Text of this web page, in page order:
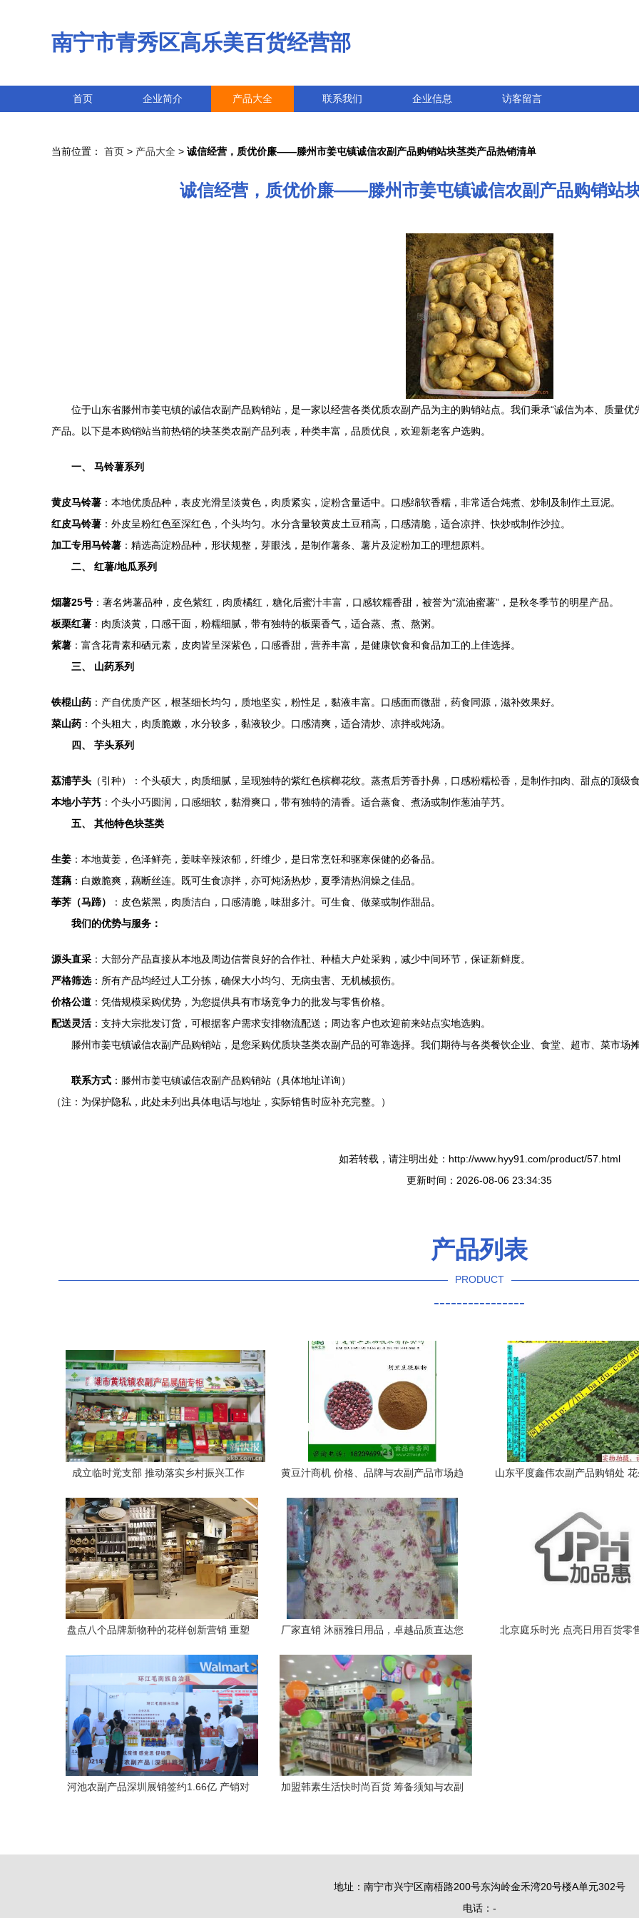
南宁市青秀区高乐美百货经营部
首页 企业简介 产品大全 联系我们 企业信息 访客留言
当前位置： 首页 > 产品大全 > 诚信经营，质优价廉——滕州市姜屯镇诚信农副产品购销站块茎类产品热销清单
诚信经营，质优价廉——滕州市姜屯镇诚信农副产品购销站
位于山东省滕州市姜屯镇的诚信农副产品购销站，是一家以经营各类优质农副产品为主的购销站点。我们秉承“诚信为本、质量
产品。以下是本购销站当前热销的块茎类农副产品列表，种类丰富，品质优良，欢迎新老客户选购。
一、 马铃薯系列
黄皮马铃薯 ：本地优质品种，表皮光滑呈淡黄色，肉质紧实，淀粉含量适中。口感绵软香糯，非常适合炖煮、炒制及制作土豆泥。
红皮马铃薯 ：外皮呈粉红色至深红色，个头均匀。水分含量较黄皮土豆稍高，口感清脆，适合凉拌、快炒或制作沙拉。
加工专用马铃薯 ：精选高淀粉品种，形状规整，芽眼浅，是制作薯条、薯片及淀粉加工的理想原料。
二、 红薯/地瓜系列
烟薯25号 ：著名烤薯品种，皮色紫红，肉质橘红，糖化后蜜汁丰富，口感软糯香甜，被誉为“流油蜜薯”，是秋冬季节的明星产品。
板栗红薯 ：肉质淡黄，口感干面，粉糯细腻，带有独特的板栗香气，适合蒸、煮、熬粥。
紫薯 ：富含花青素和硒元素，皮肉皆呈深紫色，口感香甜，营养丰富，是健康饮食和食品加工的上佳选择。
三、 山药系列
铁棍山药 ：产自优质产区，根茎细长均匀，质地坚实，粉性足，黏液丰富。口感面而微甜，药食同源，滋补效果好。
菜山药 ：个头粗大，肉质脆嫩，水分较多，黏液较少。口感清爽，适合清炒、凉拌或炖汤。
四、 芋头系列
荔浦芋头 （引种）：个头硕大，肉质细腻，呈现独特的紫红色槟榔花纹。蒸煮后芳香扑鼻，口感粉糯松香，是制作扣肉、甜点的顶级
本地小芋艿 ：个头小巧圆润，口感细软，黏滑爽口，带有独特的清香。适合蒸食、煮汤或制作葱油芋艿。
五、 其他特色块茎类
生姜 ：本地黄姜，色泽鲜亮，姜味辛辣浓郁，纤维少，是日常烹饪和驱寒保健的必备品。
莲藕 ：白嫩脆爽，藕断丝连。既可生食凉拌，亦可炖汤热炒，夏季清热润燥之佳品。
荸荠（马蹄）
：皮色紫黑，肉质洁白，口感清脆，味甜多汁。可生食、做菜或制作甜品。
我们的优势与服务：
源头直采 ：大部分产品直接从本地及周边信誉良好的合作社、种植大户处采购，减少中间环节，保证新鲜度。
严格筛选：所有产品均经过人工分拣，确保大小均匀、无病虫害、无机械损伤。
价格公道 ：凭借规模采购优势，为您提供具有市场竞争力的批发与零售价格。
配送灵活 ：支持大宗批发订货，可根据客户需求安排物流配送；周边客户也欢迎前来站点实地选购。
滕州市姜屯镇诚信农副产品购销站，是您采购优质块茎类农副产品的可靠选择。我们期待与各类餐饮企业、食堂、超市、菜市场
联系方式 ：滕州市姜屯镇诚信农副产品购销站（具体地址详询）
（注：为保护隐私，此处未列出具体电话与地址，实际销售时应补充完整。）
如若转载，请注明出处：http://www.hyy91.com/product/57.html
更新时间：2026-08-06 23:34:35
产品列表
PRODUCT
----------------
成立临时党支部 推动落实乡村振兴工作
黄豆汁商机 价格、品牌与农副产品市场趋
山东平度鑫伟农副产品购销处
盘点八个品牌新物种的花样创新营销 重塑
厂家直销 沐丽雅日用品，卓越品质直达您
北京庭乐时光 点亮日用百货零
河池农副产品深圳展销签约1.66亿 产销对
加盟韩素生活快时尚百货 筹备须知与农副
地址：南宁市兴宁区南梧路200号东沟岭金禾湾20号楼A单元302号
电话：-